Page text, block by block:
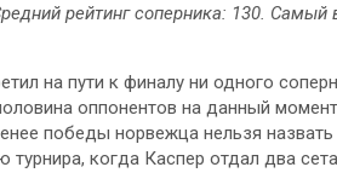
рейтинг соперника: 130. Самый
на пути к финалу ни одного
оппонентов на данный
победы норвежца нельзя
когда Каспер отдал два